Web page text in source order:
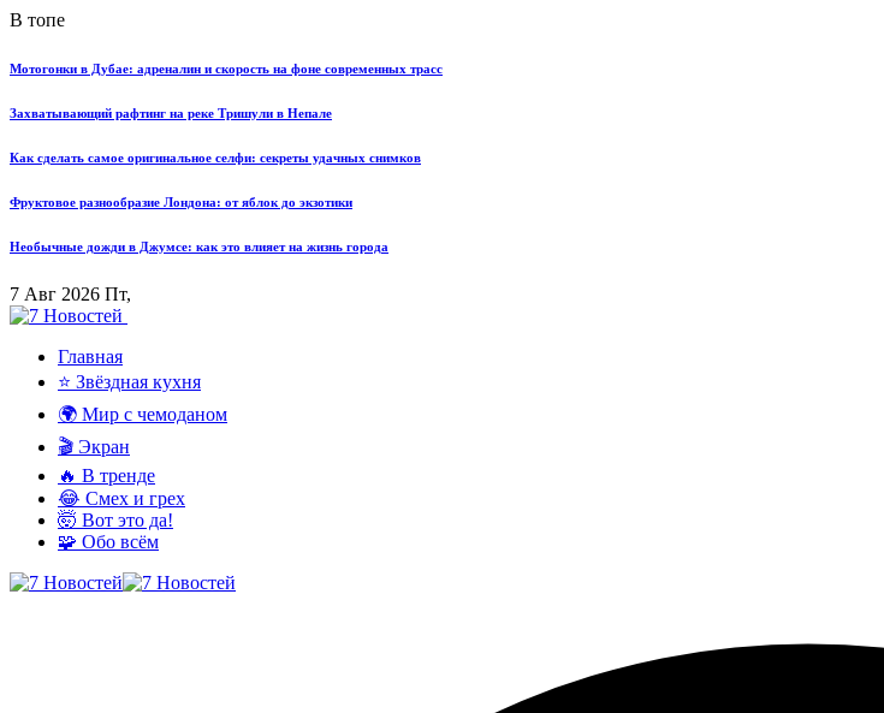
В топе
Мотогонки в Дубае: адреналин и скорость на фоне современных трасс
Захватывающий рафтинг на реке Тришули в Непале
Как сделать самое оригинальное селфи: секреты удачных снимков
Фруктовое разнообразие Лондона: от яблок до экзотики
Необычные дожди в Джумсе: как это влияет на жизнь города
7 Авг 2026 Пт,
Главная
⭐ Звёздная кухня
🌍 Мир с чемоданом
🎬 Экран
🔥 В тренде
😂 Смех и грех
🤯 Вот это да!
🧩 Обо всём